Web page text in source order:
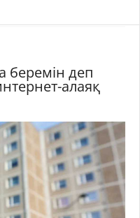
беремін деп
алаяқ